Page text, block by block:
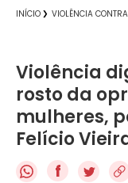
INÍCIO VIOLÊNCIA
Violência
rosto da
mulheres,
Felício
f